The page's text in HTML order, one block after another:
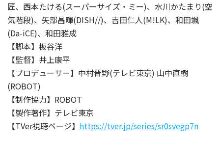
匠、西本たける(スーパーサイズ・ミー)、水川かたまり(空
気階段)、矢部昌暉(DISH//)、吉田仁人(M!LK)、和田颯
(Da-iCE)、和田雅成
【脚本】板谷洋
【監督】井上康平
【プロデューサー】中村晋野(テレビ東京) 山中直樹
(ROBOT)
【制作協力】ROBOT
【製作著作】テレビ東京
【TVer視聴ページ】 https://tver.jp/series/sr0svegp7n